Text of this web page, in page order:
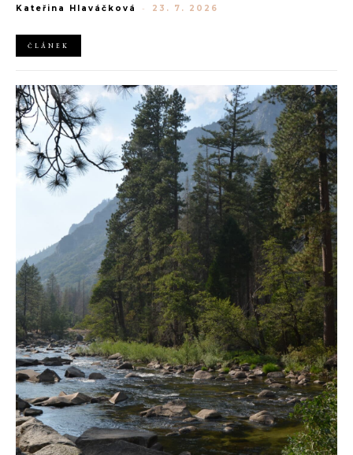
do módního domu dorazil. Umně mísí výrazy minulosti a dávných
Kateřina Hlaváčková - 23. 7. 2026
ČLÁNEK